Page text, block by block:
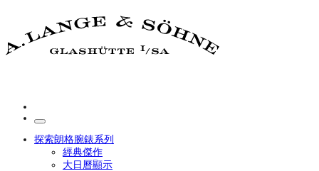
探索朗格腕錶系列
經典傑作
大日曆顯示